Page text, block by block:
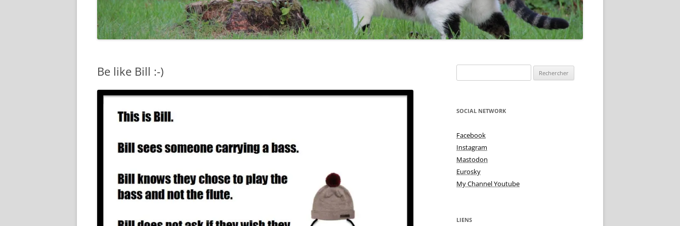
TEN COMMANDMENTS OF BASS
CHICK COREA!
JAZZ SCALES
LA GAMME BLUES
DEMI-TON TON & TON TON
MAL AQUIS HARASSE!
TRICOTISM OU UNE HISTOIRE DE
DO YOU KNOW WHERE ONE IS ?
TU VIENS MA PUCE
Be like Bill :-)
SOCIAL NETWORK
Facebook
Instagram
Mastodon
Eurosky
My Channel Youtube
LIENS